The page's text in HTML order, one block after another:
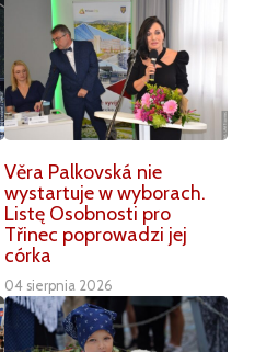
Věra Palkovská nie
wystartuje w wyborach.
Listę Osobnosti pro
Třinec poprowadzi jej
córka
04 sierpnia 2026